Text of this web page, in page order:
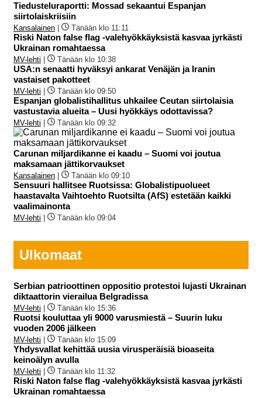
Tiedusteluraportti: Mossad sekaantui Espanjan
siirtolaiskriisiin
Kansalainen Tänään klo 11:11
Riski Naton false flag -valehyökkäyksistä kasvaa jyrkästi
Ukrainan romahtaessa
MV-lehti Tänään klo 10:38
USA:n senaatti hyväksyi ankarat Venäjän ja Iranin
vastaiset pakotteet
MV-lehti Tänään klo 09:50
Espanjan globalistihallitus uhkailee Ceutan siirtolaisia
vastustavia alueita – Uusi hyökkäys odottavissa?
MV-lehti Tänään klo 09:32
Carunan miljardikanne ei kaadu – Suomi voi joutua
maksamaan jättikorvaukset
Kansalainen Tänään klo 09:10
Sensuuri hallitsee Ruotsissa: Globalistipuolueet
haastavalta Vaihtoehto Ruotsilta (AfS) estetään kaikki
vaalimainonta
MV-lehti Tänään klo 09:04
Ulkomaat
Serbian patrioottinen oppositio protestoi lujasti Ukrainan
diktaattorin vierailua Belgradissa
MV-lehti Tänään klo 15:36
Ruotsi kouluttaa yli 9000 varusmiestä – Suurin luku
vuoden 2006 jälkeen
MV-lehti Tänään klo 15:09
Yhdysvallat kehittää uusia virusperäisiä bioaseita
keinoälyn avulla
MV-lehti Tänään klo 11:32
Riski Naton false flag -valehyökkäyksistä kasvaa jyrkästi
Ukrainan romahtaessa